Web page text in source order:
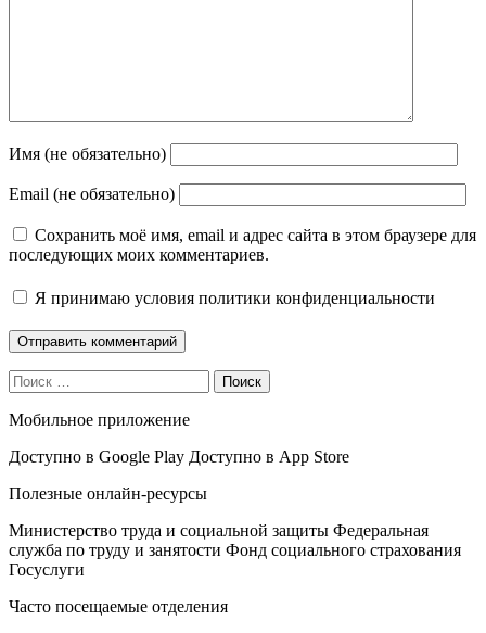
Имя (не обязательно)
Email (не обязательно)
Сохранить моё имя, email и адрес сайта в этом браузере для
последующих моих комментариев.
Я принимаю условия политики конфиденциальности
Поиск
Мобильное приложение
Доступно в Google Play Доступно в App Store
Полезные онлайн-ресурсы
Министерство труда и социальной защиты Федеральная
служба по труду и занятости Фонд социального страхования
Госуслуги
Часто посещаемые отделения